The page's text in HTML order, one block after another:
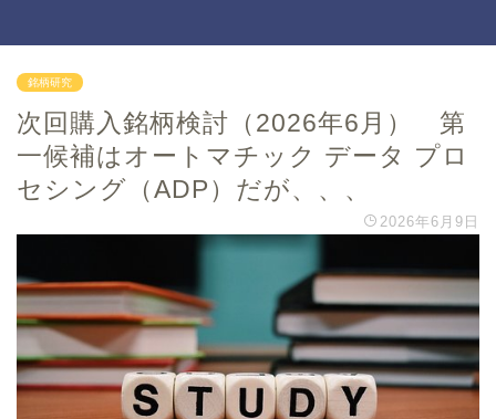
銘柄研究
次回購入銘柄検討（2026年6月） 第
一候補はオートマチック データ プロ
セシング（ADP）だが、、、
2026年6月9日